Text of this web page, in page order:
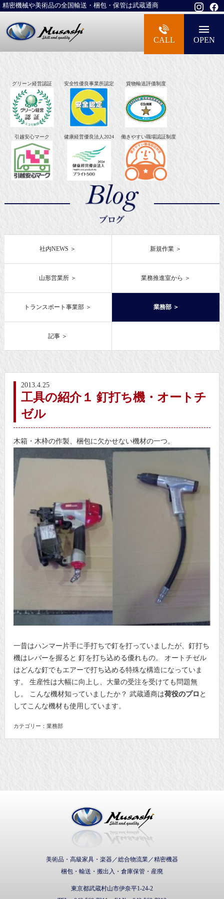
精密機械や美術品の全国輸送・梱包・保管は武蔵通商
大型精密機械・美術品・高級楽器の梱包・
CALL OPEN
グリーン経営認証 安全性優良事業所認定 貨物輸送評価制度
引越安心マーク 健康経営優良法人2024 働きやすい職場認証制度
2013.4.25
工具の紹介１ 釘打ち機・オートチ
ゼル
木箱・木枠の作製、梱包に欠かせない機材の一つ。
一昔はハンマー片手に手打ちで釘を打っていましたが、釘打ち
機はレバーを握ると 釘を打ち込める優れもの。 オートチゼル
はどんな釘でもエアーで打ち込める特殊な構造になっていま
す。 生産性は大幅に向上し、大量の受注を受けても問題無
し。 こんな機材知っていましたか？ 武蔵通商は荷役のプロ と
してこんな機材も使用しています。
カテゴリー：業務部
社内NEWS 新規作業
山形営業所 業務推進室から
トランスポート事業部 業務部
記事
美術品・高級家具・楽器／総合物流業／精密機器
梱包・輸送・搬出入・倉庫保管・産廃
東京都武蔵村山市伊奈平1-24-2